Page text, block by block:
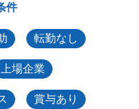
件
転勤なし
上場企業
賞与あり